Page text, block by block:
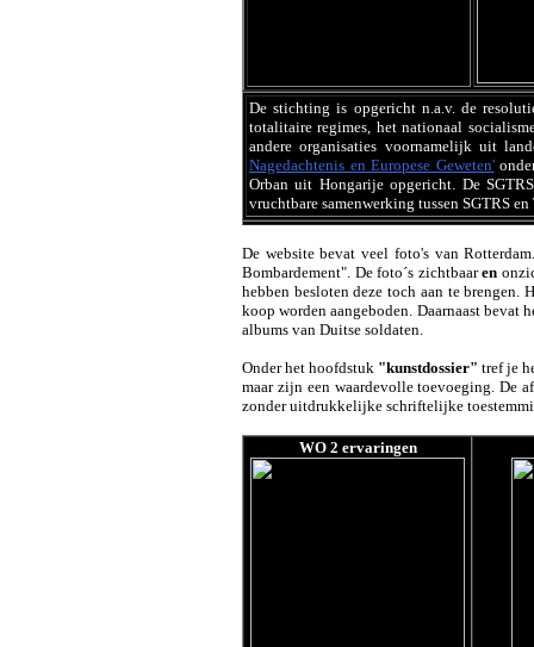
De stichting is opgericht n.a.v. de
totalitaire regimes, het nationaal
andere organisaties voornamelijk uit
Nagedachtenis en Europese Geweten'
Orban uit Hongarije opgericht. De
vruchtbare samenwerking tussen SGTRS
De website bevat veel foto's van
Bombardement". De foto´s zichtbaaren
hebben besloten deze toch aan te
koop worden aangeboden. Daarnaast
albums van Duitse soldaten.
Onder het hoofdstuk "kunstdossier" tref je
maar zijn een waardevolle toevoeging. De
zonder uitdrukkelijke schriftelijke
WO 2 ervaringen